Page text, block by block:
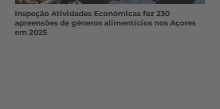
Inspeção Atividades Económicas fez 230
apreensões de géneros alimentícios nos Açores
em 2025